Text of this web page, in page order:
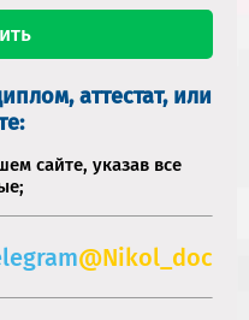
аттестат, или
сайте, указав все
@Nikol_doc